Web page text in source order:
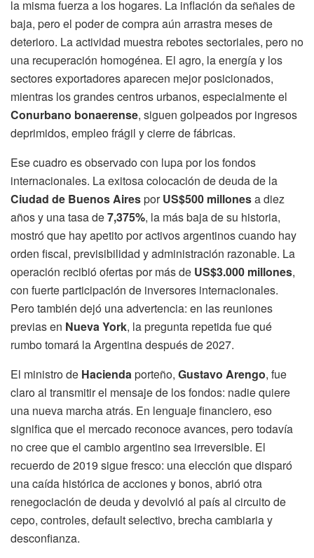
la misma fuerza a los hogares. La inflación da señales de
baja, pero el poder de compra aún arrastra meses de
deterioro. La actividad muestra rebotes sectoriales, pero no
una recuperación homogénea. El agro, la energía y los
sectores exportadores aparecen mejor posicionados,
mientras los grandes centros urbanos, especialmente el
Conurbano bonaerense, siguen golpeados por ingresos
deprimidos, empleo frágil y cierre de fábricas.
Ese cuadro es observado con lupa por los fondos
internacionales. La exitosa colocación de deuda de la
Ciudad de Buenos AiresporUS$500 millonesa diez
años y una tasa de7,375%, la más baja de su historia,
mostró que hay apetito por activos argentinos cuando hay
orden fiscal, previsibilidad y administración razonable. La
operación recibió ofertas por más de US$3.000 millones,
con fuerte participación de inversores internacionales.
Pero también dejó una advertencia: en las reuniones
previas en Nueva York, la pregunta repetida fue qué
rumbo tomará la Argentina después de 2027.
El ministro de Haciendaporteño, Gustavo Arengo, fue
claro al transmitir el mensaje de los fondos: nadie quiere
una nueva marcha atrás. En lenguaje financiero, eso
significa que el mercado reconoce avances, pero todavía
no cree que el cambio argentino sea irreversible. El
recuerdo de 2019 sigue fresco: una elección que disparó
una caída histórica de acciones y bonos, abrió otra
renegociación de deuda y devolvió al país al circuito de
cepo, controles, default selectivo, brecha cambiaria y
desconfianza.